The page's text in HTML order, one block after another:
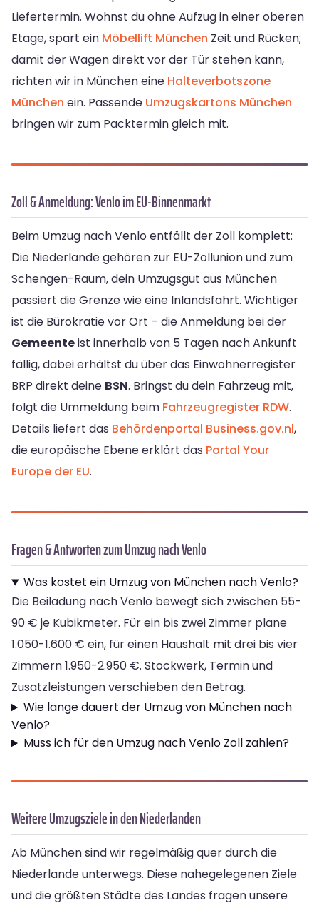
Liefertermin. Wohnst du ohne Aufzug in einer oberen
Etage, spart ein Möbellift München Zeit und Rücken;
damit der Wagen direkt vor der Tür stehen kann,
richten wir in München eine Halteverbotszone
München ein. Passende Umzugskartons München
bringen wir zum Packtermin gleich mit.
Zoll & Anmeldung: Venlo im EU-Binnenmarkt
Beim Umzug nach Venlo entfällt der Zoll komplett:
Die Niederlande gehören zur EU-Zollunion und zum
Schengen-Raum, dein Umzugsgut aus München
passiert die Grenze wie eine Inlandsfahrt. Wichtiger
ist die Bürokratie vor Ort – die Anmeldung bei der
Gemeenteist innerhalb von 5 Tagen nach Ankunft
fällig, dabei erhältst du über das Einwohnerregister
BRP direkt deine BSN. Bringst du dein Fahrzeug mit,
folgt die Ummeldung beim Fahrzeugregister RDW.
Details liefert das Behördenportal Business.gov.nl,
die europäische Ebene erklärt das Portal Your
Europe der EU.
Fragen & Antworten zum Umzug nach Venlo
Was kostet ein Umzug von München nach Venlo?
Die Beiladung nach Venlo bewegt sich zwischen 55-
90 € je Kubikmeter. Für ein bis zwei Zimmer plane
1.050-1.600 € ein, für einen Haushalt mit drei bis vier
Zimmern 1.950-2.950 €. Stockwerk, Termin und
Zusatzleistungen verschieben den Betrag.
Wie lange dauert der Umzug von München nach
Venlo?
Muss ich für den Umzug nach Venlo Zoll zahlen?
Weitere Umzugsziele in den Niederlanden
Ab München sind wir regelmäßig quer durch die
Niederlande unterwegs. Diese nahegelegenen Ziele
und die größten Städte des Landes fragen unsere